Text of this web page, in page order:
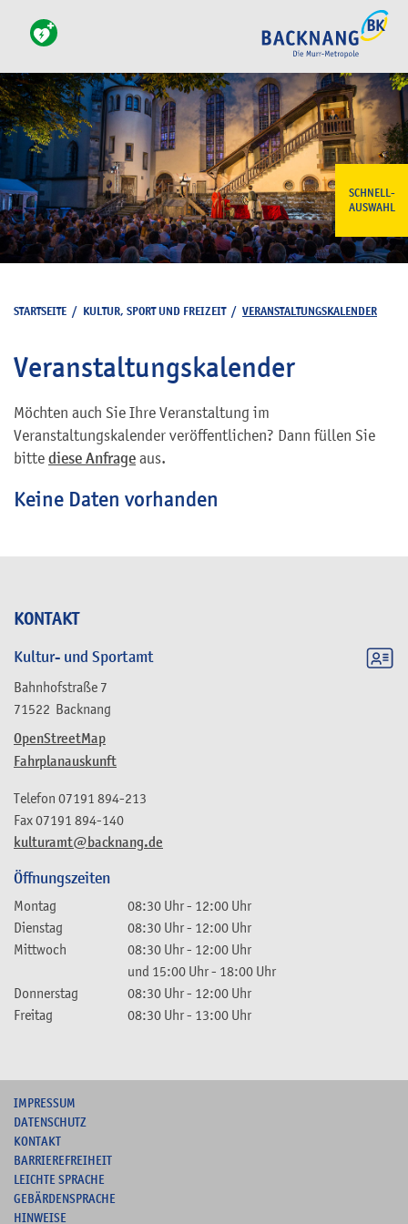
SCHNELL-
AUSWAHL
KONTAKT
Kultur- und Sportamt
Bahnhofstraße 7
71522 Backnang
OpenStreetMap
Fahrplanauskunft
kulturamt@backnang.de
Telefon 07191 894-213
Fax07191 894-140
Öffnungszeiten
Montag 08:30 Uhr- 12:00 Uhr
Dienstag
08:30 Uhr- 12:00 Uhr
Mittwoch
08:30 Uhr- 12:00 Uhr
und 15:00 Uhr- 18:00 Uhr
Donnerstag
08:30 Uhr- 12:00 Uhr
Freitag
08:30 Uhr- 13:00 Uhr
STARTSEITE / KULTUR, SPORT UND FREIZEIT/ VERANSTALTUNGSKALENDER
Veranstaltungskalender
Möchten auch Sie Ihre Veranstaltung im
Veranstaltungskalender veröffentlichen? Dann füllen Sie
bitte diese Anfrage aus.
Keine Daten vorhanden
IMPRESSUM
DATENSCHUTZ
KONTAKT
BARRIEREFREIHEIT
LEICHTE SPRACHE
GEBÄRDENSPRACHE
HINWEISE